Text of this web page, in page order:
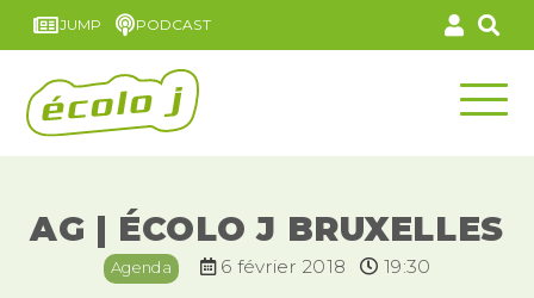
JUMP PODCAST
AG | ÉCOLO J BRUXELLES
Agenda 6 février 2018 19:30